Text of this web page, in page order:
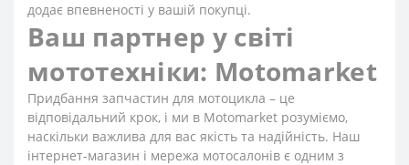
додає впевненості у вашій покупці.
Ваш партнер у світі
мототехніки: Motomarket
Придбання запчастин для мотоцикла – це
відповідальний крок, і ми в Motomarket розуміємо,
наскільки важлива для вас якість та надійність. Наш
інтернет-магазин і мережа мотосалонів є одним з